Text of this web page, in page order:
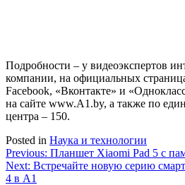
Подробности – у видеоэкспертов
компании, на официальных
Facebook, «Вконтакте» и
на сайте www.A1.by, а также по
центра – 150.
Posted in Наука и технологии
Навигация
по
Previous: Планшет Xiaomi Pad 5 с
Next: Встречайте новую серию
4 в А1